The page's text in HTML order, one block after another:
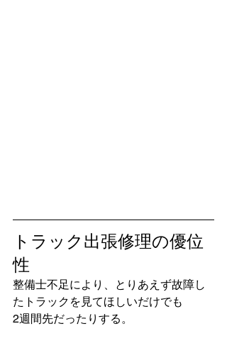
トラック出張修理の優位
性
整備士不足により、とりあえず故障し
たトラックを見てほしいだけでも
2週間先だったりする。